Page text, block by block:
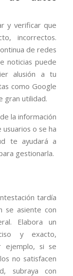
y verificar que
incorrectos.
de redes
noticias puede
alusión a tu
como Google
gran utilidad.
la información
o se ha
te ayudará a
gestionarla.
tardía
se asiente con
Elabora un
y exacto,
ejemplo, si se
no satisfacen
subraya con